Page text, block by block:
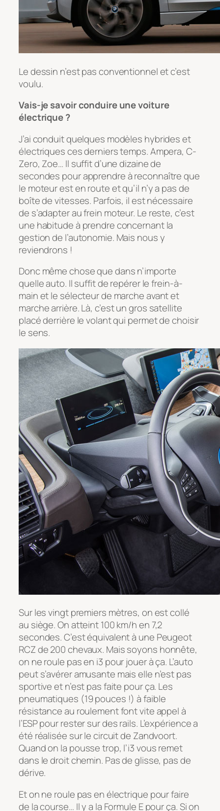
Le dessin n’est pas conventionnel et c’est
voulu.
Vais-je savoir conduire une voiture
électrique ?
J’ai conduit quelques modèles hybrides et
électriques ces derniers temps. Ampera, C-
Zero, Zoe… Il suffit d’une dizaine de
secondes pour apprendre à reconnaître que
le moteur est en route et qu’il n’y a pas de
boîte de vitesses. Parfois, il est nécessaire
de s’adapter au frein moteur. Le reste, c’est
une habitude à prendre concernant la
gestion de l’autonomie. Mais nous y
reviendrons !
Donc même chose que dans n’importe
quelle auto. Il suffit de repérer le frein-à-
main et le sélecteur de marche avant et
marche arrière. Là, c’est un gros satellite
placé derrière le volant qui permet de choisir
le sens.
Sur les vingt premiers mètres, on est collé
au siège. On atteint 100 km/h en 7,2
secondes. C’est équivalent à une Peugeot
RCZ de 200 chevaux. Mais soyons honnête,
on ne roule pas en i3 pour jouer à ça. L’auto
peut s’avérer amusante mais elle n’est pas
sportive et n’est pas faite pour ça. Les
pneumatiques (19 pouces !) à faible
résistance au roulement font vite appel à
l’ESP pour rester sur des rails. L’expérience a
été réalisée sur le circuit de Zandvoort.
Quand on la pousse trop, l’i3 vous remet
dans le droit chemin. Pas de glisse, pas de
dérive.
Et on ne roule pas en électrique pour faire
de la course… Il y a la Formule E pour ça. Si on